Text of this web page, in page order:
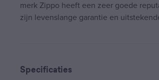
merk Zippo heeft een zeer goede
zijn levenslange garantie en
Specificaties